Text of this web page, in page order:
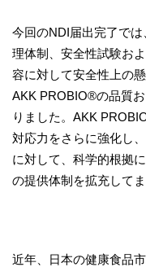
今回のNDI届出完了で
理体制、安全性試験お
容に対して安全性上の
AKK PROBIO®の品質
りました。AKK
対応力をさらに強化し
に対して、科学的根拠
の提供体制を拡充してま
近年、日本の健康食品